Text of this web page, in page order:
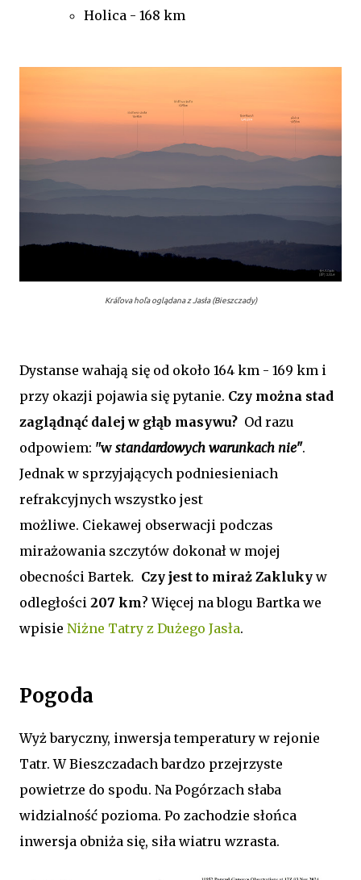
Holica - 168 km
Kráľova hoľa oglądana z Jasła (Bieszczady)
Dystanse wahają się od około 164 km - 169 km i
przy okazji pojawia się pytanie. Czy można stad
zaglądnąć dalej w głąb masywu? Od razu
odpowiem: "w standardowych warunkach nie".
Jednak w sprzyjających podniesieniach
refrakcyjnych wszystko jest
możliwe. Ciekawej obserwacji podczas
mirażowania szczytów dokonał w mojej
obecności Bartek. Czy jest to miraż Zakluky w
odległości 207 km? Więcej na blogu Bartka we
wpisie Niżne Tatry z Dużego Jasła.
Pogoda
Wyż baryczny, inwersja temperatury w rejonie
Tatr. W Bieszczadach bardzo przejrzyste
powietrze do spodu. Na Pogórzach słaba
widzialność pozioma. Po zachodzie słońca
inwersja obniża się, siła wiatru wzrasta.